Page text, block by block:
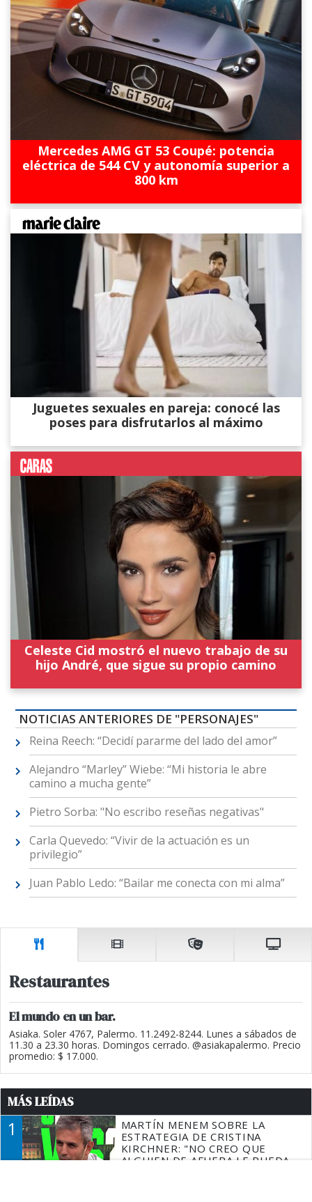
Mercedes AMG GT 53 Coupé: potencia
eléctrica de 544 CV y autonomía superior a
800 km
Juguetes sexuales en pareja: conocé las
poses para disfrutarlos al máximo
Celeste Cid mostró el nuevo trabajo de su
hijo André, que sigue su propio camino
NOTICIAS ANTERIORES DE "PERSONAJES"
Reina Reech: “Decidí pararme del lado del amor”
Alejandro “Marley” Wiebe: “Mi historia le abre
camino a mucha gente”
Pietro Sorba: "No escribo reseñas negativas"
Carla Quevedo: “Vivir de la actuación es un
privilegio”
Juan Pablo Ledo: “Bailar me conecta con mi alma”
Restaurantes
El mundo en un bar.
Asiaka. Soler 4767, Palermo. 11.2492-8244. Lunes a sábados de
11.30 a 23.30 horas. Domingos cerrado. @asiakapalermo. Precio
promedio: $ 17.000.
MÁS LEÍDAS
1
MARTÍN MENEM SOBRE LA
ESTRATEGIA DE CRISTINA
KIRCHNER: "NO CREO QUE
ALGUIEN DE AFUERA LE PUEDA